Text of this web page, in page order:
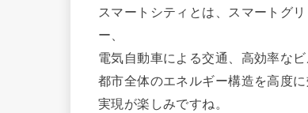
スマートシティとは、スマートグ
ー、
電気自動車による交通、高効率な
都市全体のエネルギー構造を高度
実現が楽しみですね。